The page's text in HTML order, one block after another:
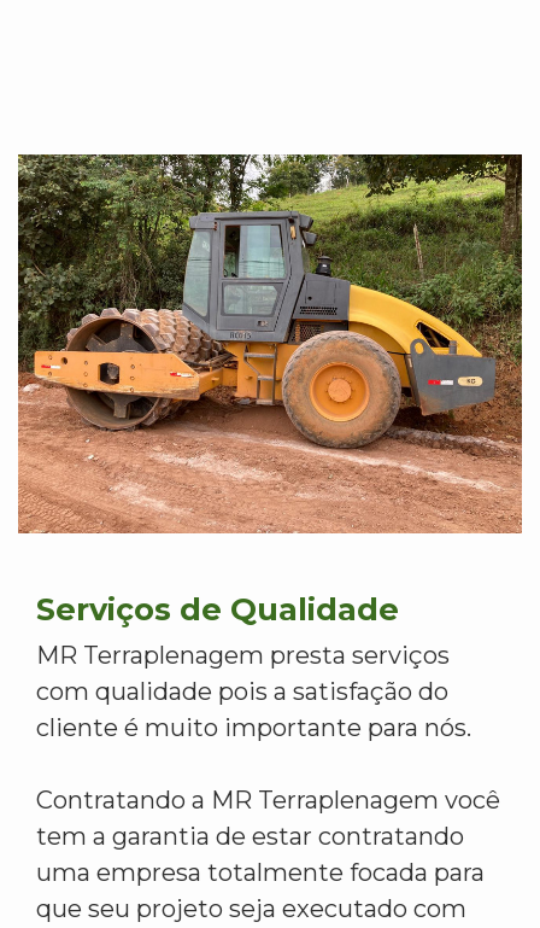
Serviços de Qualidade
MR Terraplenagem presta serviços
com qualidade pois a satisfação do
cliente é muito importante para nós.
Contratando a MR Terraplenagem você
tem a garantia de estar contratando
uma empresa totalmente focada para
que seu projeto seja executado com